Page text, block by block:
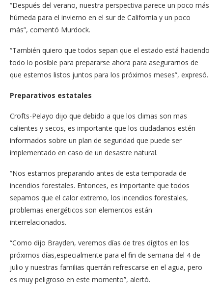
“Después del verano, nuestra perspectiva parece un poco más
húmeda para el invierno en el sur de California y un poco
más”, comentó Murdock.
“También quiero que todos sepan que el estado está haciendo
todo lo posible para prepararse ahora para asegurarnos de
que estemos listos juntos para los próximos meses”, expresó.
Preparativos estatales
Crofts-Pelayo dijo que debido a que los climas son mas
calientes y secos, es importante que los ciudadanos estén
informados sobre un plan de seguridad que puede ser
implementado en caso de un desastre natural.
“Nos estamos preparando antes de esta temporada de
incendios forestales. Entonces, es importante que todos
sepamos que el calor extremo, los incendios forestales,
problemas energéticos son elementos están
interrelacionados.
“Como dijo Brayden, veremos días de tres dígitos en los
próximos días,especialmente para el fin de semana del 4 de
julio y nuestras familias querrán refrescarse en el agua, pero
es muy peligroso en este momento”, alertó.